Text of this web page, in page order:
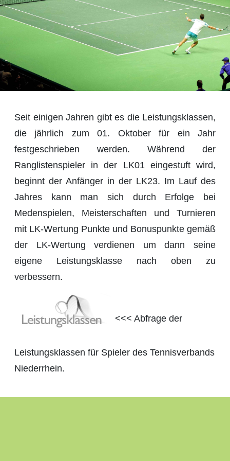
Seit einigen Jahren gibt es die Leistungsklassen,
die jährlich zum 01. Oktober für ein Jahr
festgeschrieben werden. Während der
Ranglistenspieler in der LK01 eingestuft wird,
beginnt der Anfänger in der LK23. Im Lauf des
Jahres kann man sich durch Erfolge bei
Medenspielen, Meisterschaften und Turnieren
mit LK-Wertung Punkte und Bonuspunkte gemäß
der LK-Wertung verdienen um dann seine
eigene Leistungsklasse nach oben zu
verbessern.
<<< Abfrage der
Leistungsklassen für Spieler des Tennisverbands
Niederrhein.